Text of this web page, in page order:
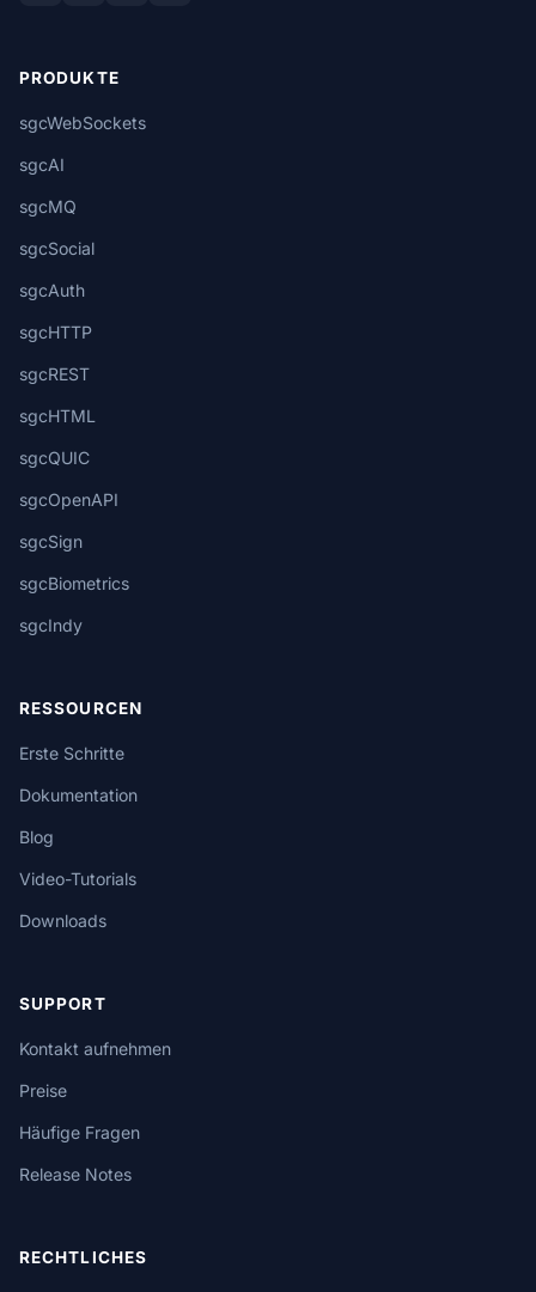
PRODUKTE
sgcWebSockets
sgcAI
sgcMQ
sgcSocial
sgcAuth
sgcHTTP
sgcREST
sgcHTML
sgcQUIC
sgcOpenAPI
sgcSign
sgcBiometrics
sgcIndy
RESSOURCEN
Erste Schritte
Dokumentation
Blog
Video-Tutorials
Downloads
SUPPORT
Kontakt aufnehmen
Preise
Häufige Fragen
Release Notes
RECHTLICHES